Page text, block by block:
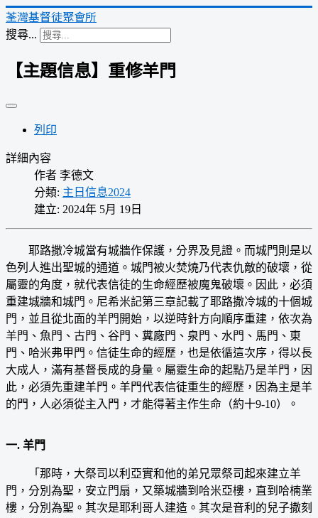
荃灣基督徒聚會所
搜尋...
【主題信息】重修羊門
列印
詳細內容
作者 李德文
分類: 主日信息2024
建立: 2024年 5月 19日
耶路撒冷城當有城牆作保護，分界及見證。而城門則是以
色列人進出聖城的通道。城門被火焚燒乃代表仇敵的破壞，從
屬靈的角度，就代表信徒的生命經歷被魔鬼破壞。因此，必須
重建城牆和城門。尼希米記第三章記載了耶路撒冷城的十個城
門，並且從北面的羊門開始，以逆時針方向順序重建，依次為
羊門、魚門、古門、谷門、糞廠門、泉門、水門、馬門、東
門、哈米弗甲門。信徒生命的經歷，也是依循這次序，得以長
大成人，滿有基督長成的身量。屬靈生命的起點乃是羊門，因
此，必須先重建羊門。羊門代表信徒重生的經歷，因為主是羊
的門，人必須從主入門，才能得著主作生命（約十9-10）。
一. 羊門
「那時，大祭司以利亞實和他的弟兄眾祭司起來建立羊
門，分別為聖，安立門扇，又築城牆到哈米亞樓，直到哈楠業
樓，分別為聖。其次是耶利哥人建造。其次是音利的兒子撒刻